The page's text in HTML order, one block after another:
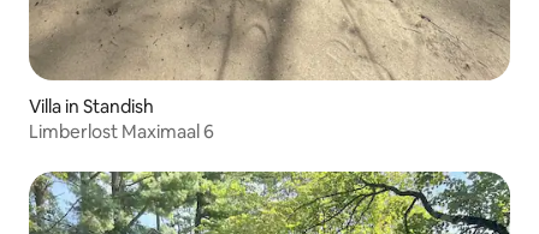
Villa in Standish
Limberlost Maximaal 6